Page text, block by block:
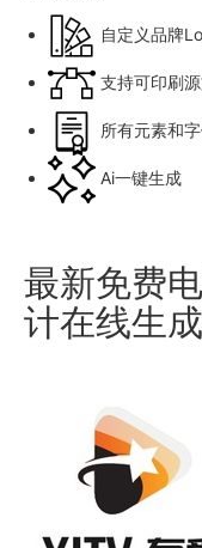
自定义品牌
支持可印刷
所有元素和
Ai一键生成
最新免费
计在线生